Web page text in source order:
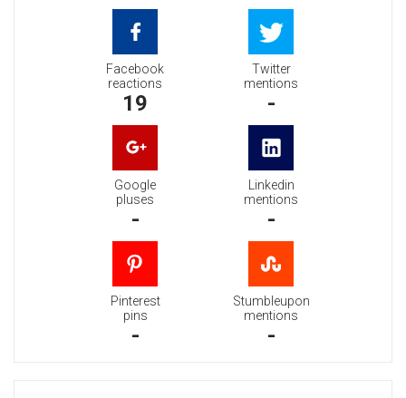
Facebook
reactions
19
Twitter
mentions
-
Google
pluses
-
Linkedin
mentions
-
Pinterest
pins
-
Stumbleupon
mentions
-